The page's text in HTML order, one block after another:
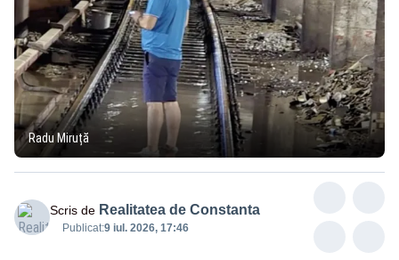
Radu Miruță
Scris de Realitatea de Constanta
Publicat:9 iul. 2026, 17:46